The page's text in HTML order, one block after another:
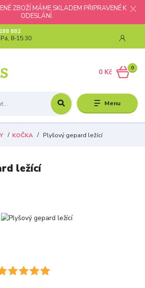
ZBOŽÍ MÁME SKLADEM PŘIPRAVENÉ K
ODESLÁNÍ.
Menu
882
8-15:30
0
0 Kč
KOČKA Plyšový gepard ležící
ležící